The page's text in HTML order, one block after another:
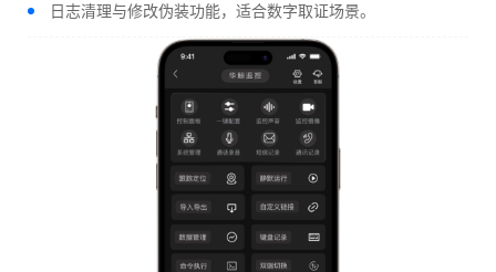
日志清理与修改伪装功能，适合数字取证场景。